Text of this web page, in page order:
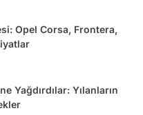
Opel Corsa, Frontera,
Yağdırdılar: Yılanların